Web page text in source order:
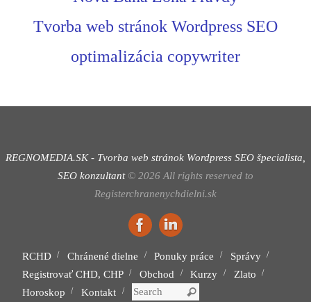
Tvorba web stránok Wordpress SEO
optimalizácia copywriter
REGNOMEDIA.SK - Tvorba web stránok Wordpress SEO špecialista,
SEO konzultant© 2026 All rights reserved to
Registerchranenychdielni.sk
RCHD Chránené dielne Ponuky práce
Správy
Registrovať CHD, CHP
Obchod Kurzy
Zlato
Horoskop
Kontakt Search